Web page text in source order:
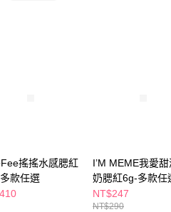
，即可結帳。
款。
付 」之結帳頁面顯示為準，若有關於
等相關疑問，請聯繫「AFTEE先享後付
support/home
免運費
搖搖水感腮紅
款任選
I’M MEME我愛
奶腮紅6g-多款任
NT$247
NT$290